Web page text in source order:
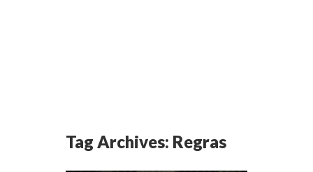
Tag Archives: Regras